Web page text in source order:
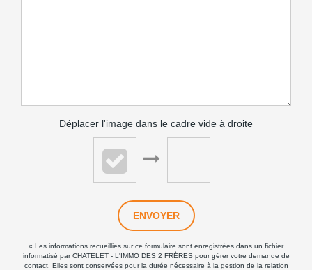
Déplacer l'image dans le cadre vide à droite
ENVOYER
« Les informations recueillies sur ce formulaire sont enregistrées dans un fichier
informatisé par CHATELET - L'IMMO DES 2 FRÈRES pour gérer votre demande de
contact. Elles sont conservées pour la durée nécessaire à la gestion de la relation